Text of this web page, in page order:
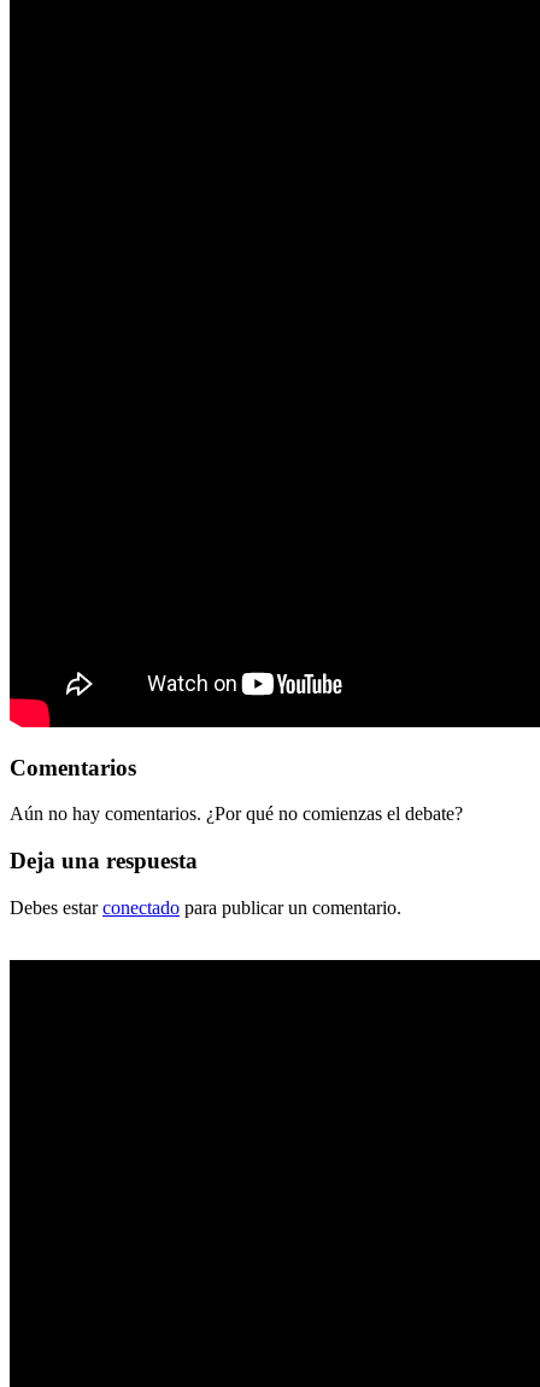
Comentarios
Aún no hay comentarios. ¿Por qué no comienzas el debate?
Deja una respuesta
Debes estarconectado para publicar un comentario.